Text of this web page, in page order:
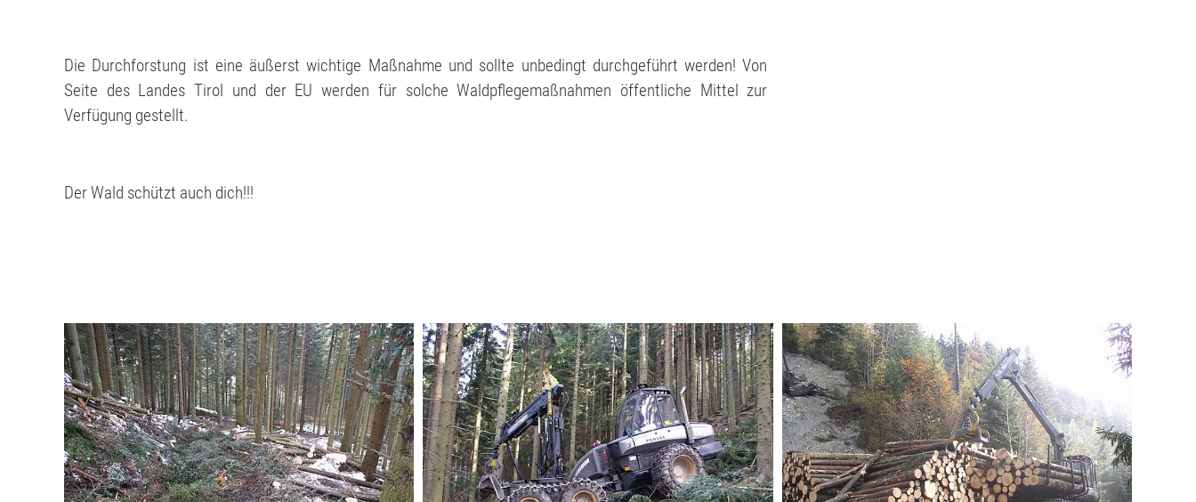
Die Durchforstung ist eine äußerst wichtige Maßnahme und sollte unbedingt durchgeführt werden! Von
Seite des Landes Tirol und der EU werden für solche Waldpflegemaßnahmen öffentliche Mittel zur
Verfügung gestellt.
Der Wald schützt auch dich!!!